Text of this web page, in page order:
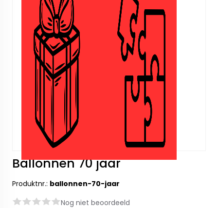
Ballonnen 70 jaar
Produktnr.: ballonnen-70-jaar
Nog niet beoordeeld